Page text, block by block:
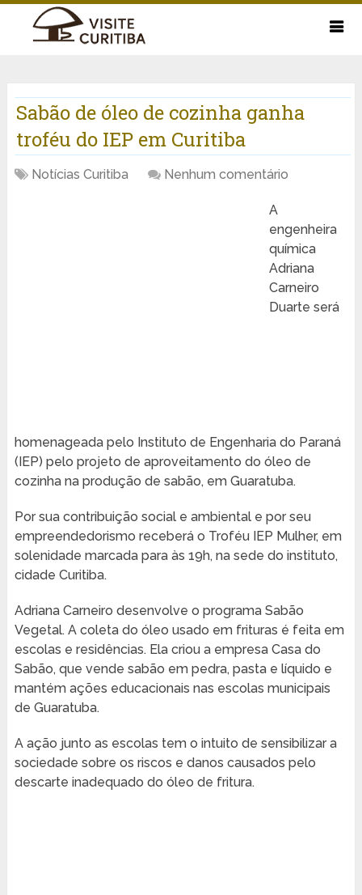
Sabão de óleo de cozinha ganha
troféu do IEP em Curitiba
Notícias Curitiba Nenhum comentário
A
engenheira
química
Adriana
Carneiro
Duarte será
homenageada pelo Instituto de Engenharia do Paraná
(IEP) pelo projeto de aproveitamento do óleo de
cozinha na produção de sabão, em Guaratuba.
Por sua contribuição social e ambiental e por seu
empreendedorismo receberá o Troféu IEP Mulher, em
solenidade marcada para às 19h, na sede do instituto,
cidade Curitiba.
Adriana Carneiro desenvolve o programa Sabão
Vegetal. A coleta do óleo usado em frituras é feita em
escolas e residências. Ela criou a empresa Casa do
Sabão, que vende sabão em pedra, pasta e líquido e
mantém ações educacionais nas escolas municipais
de Guaratuba.
A ação junto as escolas tem o intuito de sensibilizar a
sociedade sobre os riscos e danos causados pelo
descarte inadequado do óleo de fritura.